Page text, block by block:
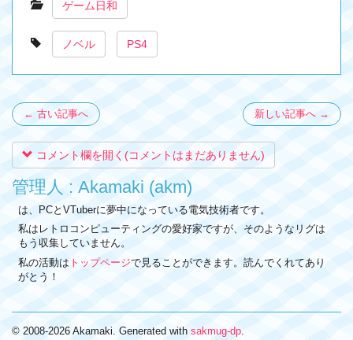
ゲーム日和
ノベル PS4
← 古い記事へ 新しい記事へ →
コメント欄を開く(コメントはまだありません)
管理人 : Akamaki (akm)
は、PCとVTuberに夢中になっている電気技術者です。
私はレトロコンピューティングの愛好家ですが、そのようなリグは
もう収集していません。
私の活動は トップページで見ることができます。読んでくれてあり
がとう！
© 2008-2026 Akamaki. Generated with sakmug-dp.